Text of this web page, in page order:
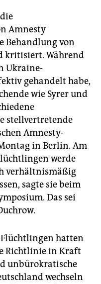
Amnesty
Behandlung von
kritisiert. Während
Ukraine-
gehandelt habe,
wie Syrer und
stellvertretende
Amnesty-
in Berlin. Am
werde
verhältnismäßig
sagte sie beim
Das sei
hatten
Richtlinie in Kraft
unbürokratische
wechseln